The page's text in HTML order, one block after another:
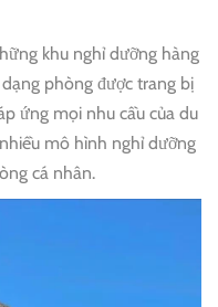
khu nghỉ dưỡng hàng
phòng được trang bị
ứng mọi nhu cầu của du
mô hình nghỉ dưỡng
cá nhân.